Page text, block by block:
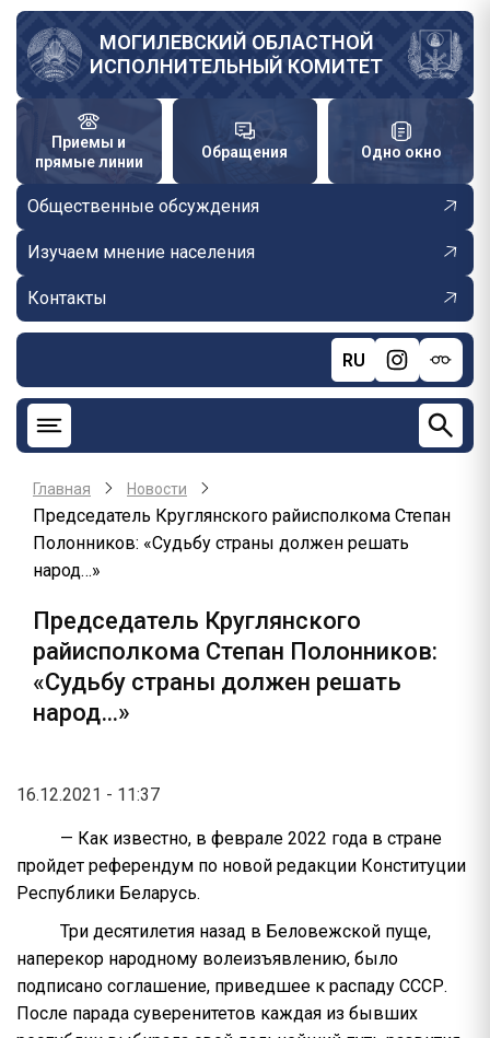
Перейти
основному
содержанию
МОГИЛЕВСКИЙ ОБЛАСТНОЙ
ИСПОЛНИТЕЛЬНЫЙ КОМИТЕТ
Приемы и
прямые линии
Обращения Одно окно
Общественные обсуждения
Изучаем мнение населения
Контакты
RU
Главная Новости
Председатель Круглянского райисполкома Степан
Полонников: «Судьбу страны должен решать
народ…»
Председатель Круглянского
райисполкома Степан Полонников:
«Судьбу страны должен решать
народ…»
16.12.2021 - 11:37
— Как известно, в феврале 2022 года в стране
пройдет референдум по новой редакции Конституции
Республики Беларусь.
Три десятилетия назад в Беловежской пуще,
наперекор народному волеизъявлению, было
подписано соглашение, приведшее к распаду СССР.
После парада суверенитетов каждая из бывших